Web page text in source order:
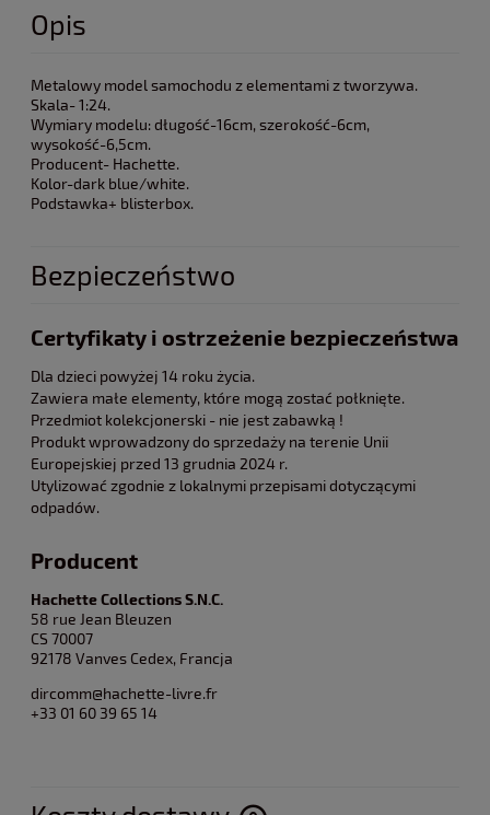
Opis
Metalowy model samochodu z elementami z tworzywa.
Skala- 1:24.
Wymiary modelu: długość-16cm, szerokość-6cm,
wysokość-6,5cm.
Producent- Hachette.
Kolor-dark blue/white.
Podstawka+ blisterbox.
Bezpieczeństwo
Certyfikaty i ostrzeżenie bezpieczeństwa
Dla dzieci powyżej 14 roku życia.
Zawiera małe elementy, które mogą zostać połknięte.
Przedmiot kolekcjonerski - nie jest zabawką !
Produkt wprowadzony do sprzedaży na terenie Unii
Europejskiej przed 13 grudnia 2024 r.
Utylizować zgodnie z lokalnymi przepisami dotyczącymi
odpadów.
Producent
Hachette Collections S.N.C.
58 rue Jean Bleuzen
CS 70007
92178 Vanves Cedex, Francja
dircomm@hachette-livre.fr
+33 01 60 39 65 14